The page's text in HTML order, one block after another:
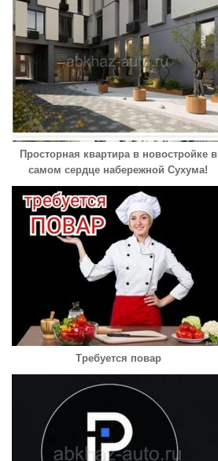
Просторная квартира в новостройке в
самом сердце набережной Сухума!
Требуется повар